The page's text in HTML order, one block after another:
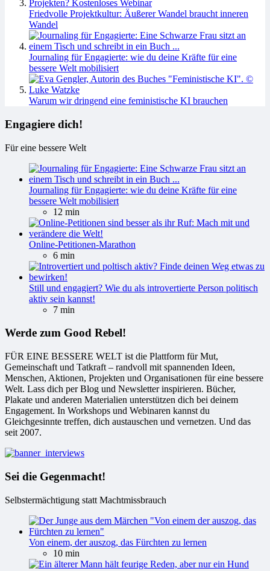
Friedvolle Projektkultur: Äußerer Wandel braucht inneren
Wandel
Journaling für Engagierte: wie du deine Kräfte für eine
bessere Welt mobilisiert
Warum wir dringend eine feministische KI brauchen
Engagiere dich!
Für eine bessere Welt
Journaling für Engagierte: wie du deine Kräfte für eine
bessere Welt mobilisiert
12 min
Online-Petitionen-Marathon
6 min
Still und engagiert? Wie du als introvertierte Person politisch
aktiv sein kannst!
7 min
Werde zum Good Rebel!
FÜR EINE BESSERE WELT ist die Plattform für Mut,
Gemeinschaft und Tatkraft – randvoll mit spannenden Ideen,
Menschen, Aktionen, Projekten und Organisationen für eine bessere
Welt. Lass dich per Blog und Newsletter inspirieren. Bücher,
Plakate und anderen Materialien unterstützen dich bei deinem
Engagement. In Workshops und Webinaren kannst du
Gleichgesinnte treffen, dich austauschen und vernetzen. Und das
seit 2007.
Sei die Gegenmacht!
Selbstermächtigung statt Machtmissbrauch
Von einem, der auszog, das Fürchten zu lernen
10 min